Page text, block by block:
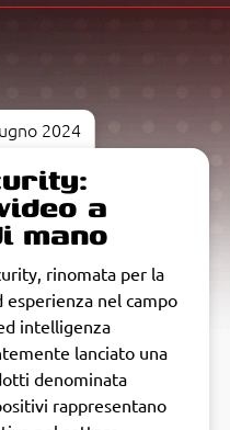
2024
a
mano
rinomata per la
esperienza nel campo
intelligenza
lanciato una
denominata
rappresentano